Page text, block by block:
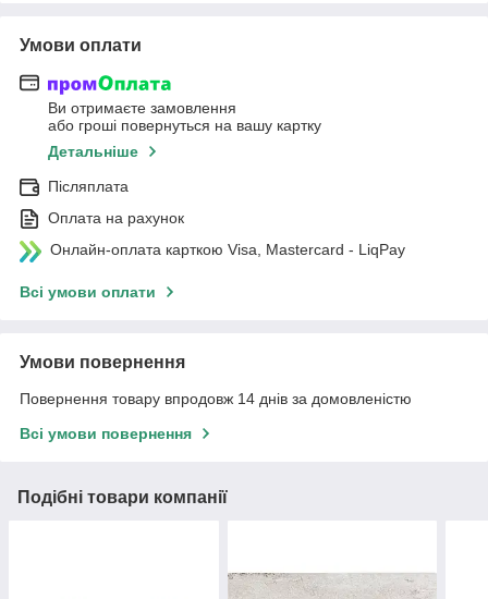
Умови оплати
Ви отримаєте замовлення
або гроші повернуться на вашу картку
Детальніше
Післяплата
Оплата на рахунок
Онлайн-оплата карткою Visa, Mastercard - LiqPay
Всі умови оплати
Умови повернення
Повернення товару впродовж 14 днів за домовленістю
Всі умови повернення
Подібні товари компанії